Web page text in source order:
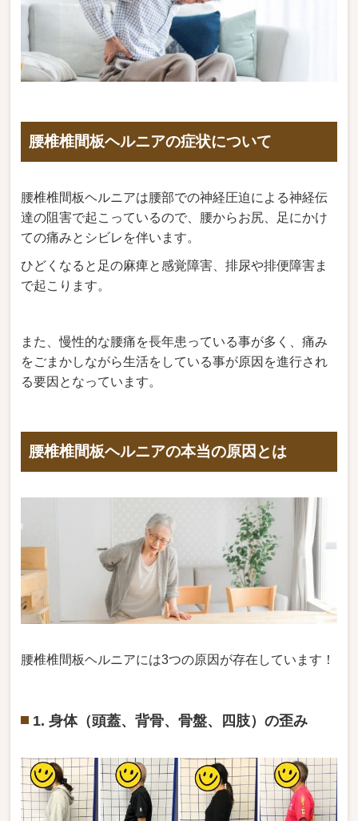
腰椎椎間板ヘルニアの症状について
腰椎椎間板ヘルニアは腰部での神経圧迫による神経伝
達の阻害で起こっているので、腰からお尻、足にかけ
ての痛みとシビレを伴います。
ひどくなると足の麻痺と感覚障害、排尿や排便障害ま
で起こります。
また、慢性的な腰痛を長年患っている事が多く、痛み
をごまかしながら生活をしている事が原因を進行され
る要因となっています。
腰椎椎間板ヘルニアの本当の原因とは
腰椎椎間板ヘルニアには3つの原因が存在しています！
1. 身体（頭蓋、背骨、骨盤、四肢）の歪み